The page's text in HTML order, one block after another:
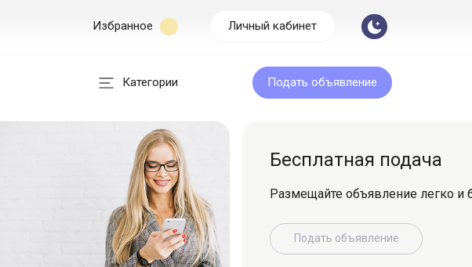
Избранное Личный кабинет
Категории Подать объявление
Бесплатная подача
Размещайте объявление легко и
Подать объявление